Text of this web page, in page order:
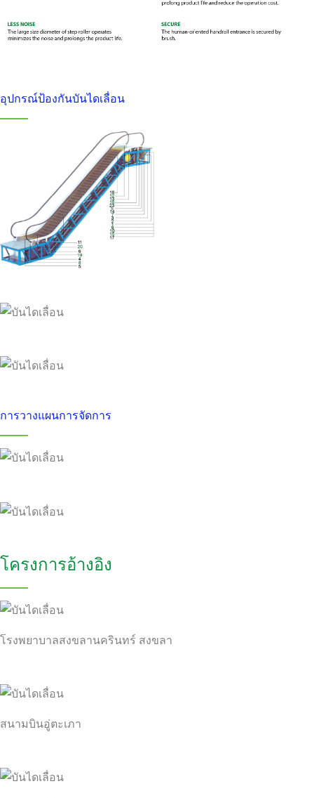
อุปกรณ์ป้องกันบันไดเลื่อน
การวางแผนการจัดการ
โครงการอ้างอิง
โรงพยาบาลสงขลานครินทร์ สงขลา
สนามบินอู่ตะเภา